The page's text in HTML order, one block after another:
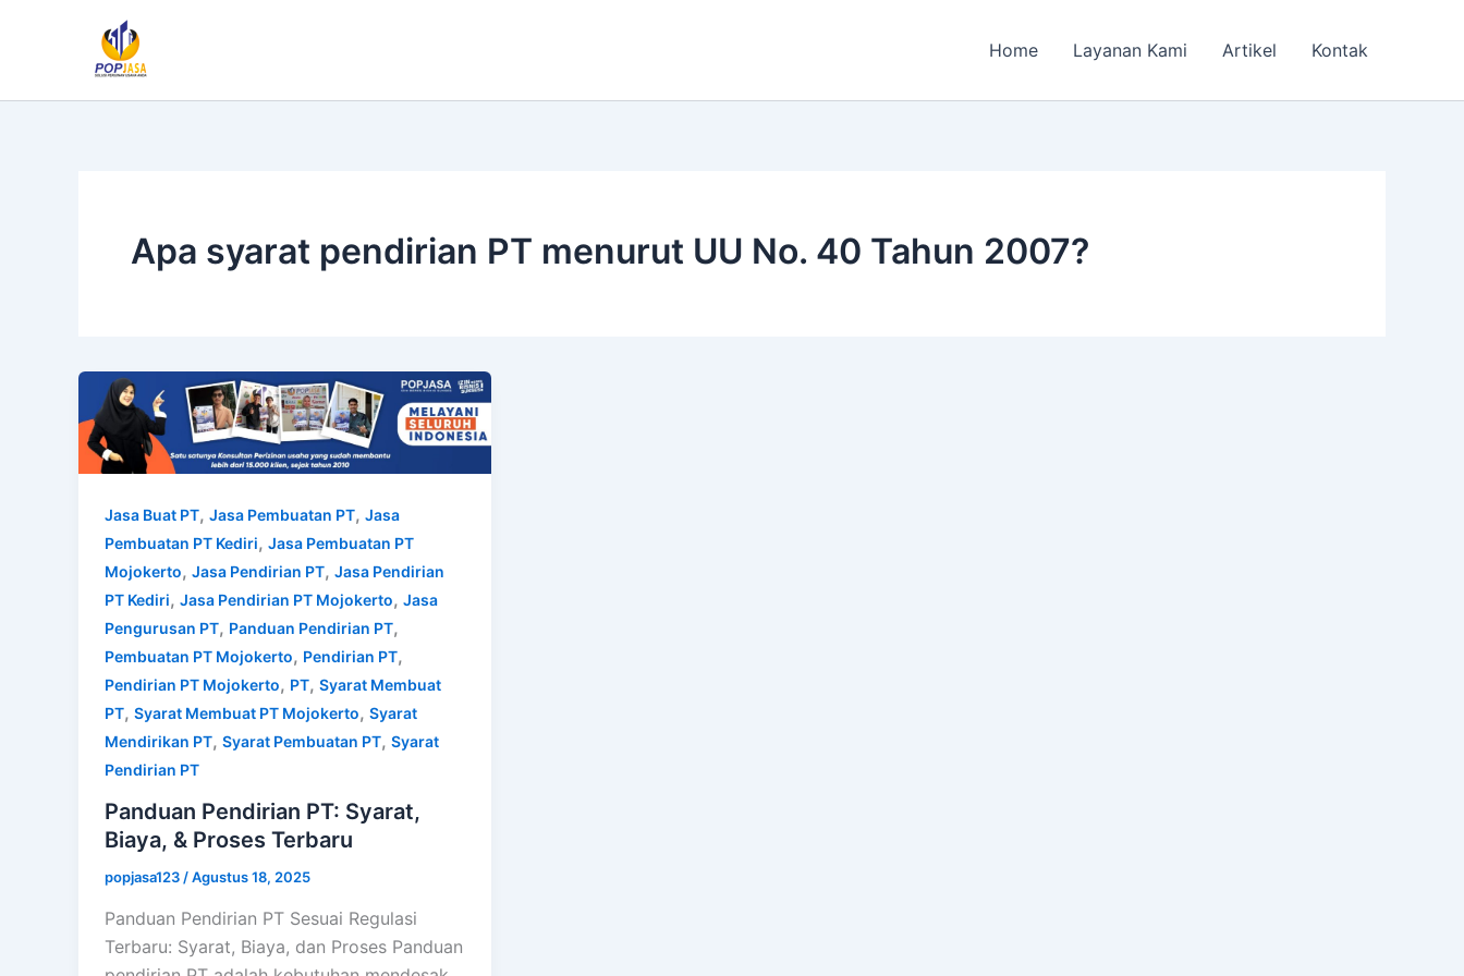
Home Layanan Kami Artikel Kontak
Apa syarat pendirian PT menurut UU No. 40 Tahun 2007?
Jasa Buat PT, Jasa Pembuatan PT, Jasa
Pembuatan PT Kediri, Jasa Pembuatan PT
Mojokerto, Jasa Pendirian PT, Jasa Pendirian
PT Kediri, Jasa Pendirian PT Mojokerto, Jasa
Pengurusan PT, Panduan Pendirian PT,
Pembuatan PT Mojokerto, Pendirian PT,
Pendirian PT Mojokerto, PT, Syarat Membuat
PT, Syarat Membuat PT Mojokerto, Syarat
Mendirikan PT, Syarat Pembuatan PT, Syarat
Pendirian PT
Panduan Pendirian PT: Syarat,
Biaya, & Proses Terbaru
popjasa123 /Agustus 18, 2025
Panduan Pendirian PT Sesuai Regulasi
Terbaru: Syarat, Biaya, dan Proses Panduan